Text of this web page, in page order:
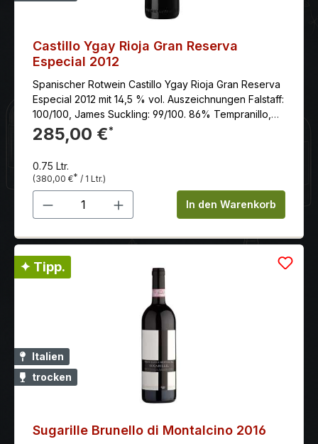
Castillo Ygay Rioja Gran Reserva
Especial 2012
Spanischer Rotwein Castillo Ygay Rioja Gran Reserva
Especial 2012 mit 14,5 % vol. Auszeichnungen Falstaff:
100/100, James Suckling: 99/100. 86% Tempranillo,
14% Mazuelo.
285,00 €*
0.75 Ltr.
(380,00 €* / 1 Ltr.)
Produkt Anzahl: Gib denIn den Warenkorb
✦ Tipp.
Italien
trocken
Sugarille Brunello di Montalcino 2016